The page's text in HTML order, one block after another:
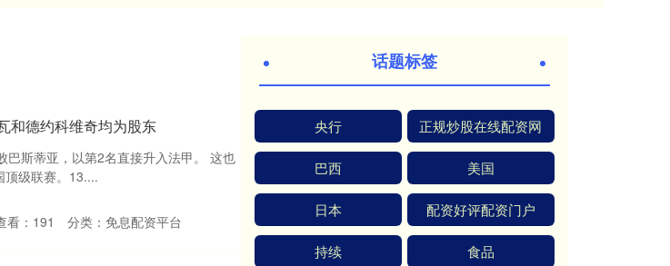
和德约科维奇均为股东
斯蒂亚，以第2名直接升入法甲。 这也
顶级联赛。13....
看： 191 分类： 免息配资平台
话题标签
央行 正规炒股在线配资网
巴西 美国
日本 配资好评配资门户
持续 食品